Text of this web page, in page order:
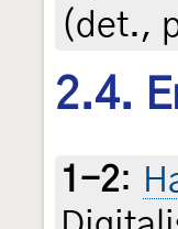
(det.,
2.4.
1-2: